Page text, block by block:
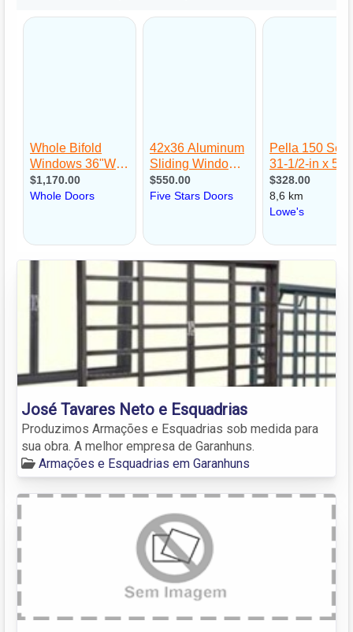
José Tavares Neto e Esquadrias
Produzimos Armações e Esquadrias sob medida para
sua obra. A melhor empresa de Garanhuns.
Armações e Esquadrias em Garanhuns